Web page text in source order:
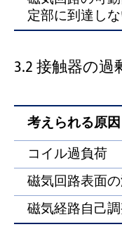
定部に到達し
3.2 接触器の
考えられる原因
コイル過負荷
磁気回路表面
磁気経路自己